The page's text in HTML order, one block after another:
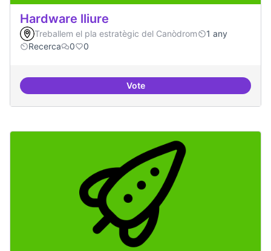
Hardware lliure
Treballem el pla estratègic del Canòdrom
1 any
Recerca
0 0
VoteHardware lliure